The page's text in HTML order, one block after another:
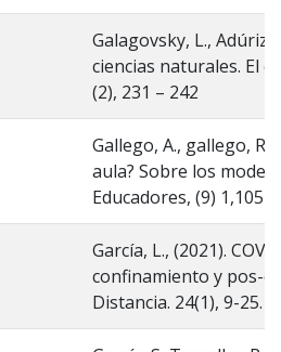
Galagovsky, L.,
ciencias naturales. El
(2), 231 – 242
Gallego, A., gallego,
aula? Sobre los
Educadores, (9) 1,105-
García, L., (2021).
confinamiento y pos-
Distancia. 24(1), 9-25.